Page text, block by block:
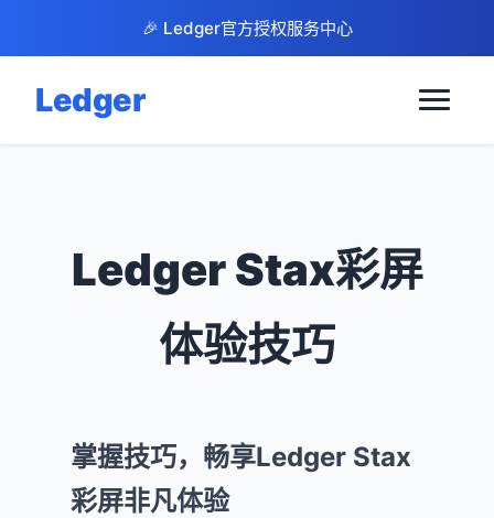
🎉 Ledger官方授权服务中心
Ledger
Ledger Stax彩屏
体验技巧
掌握技巧，畅享Ledger Stax
彩屏非凡体验